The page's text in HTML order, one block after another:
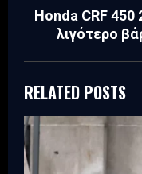
Honda CRF
λιγότερο
RELATED POSTS